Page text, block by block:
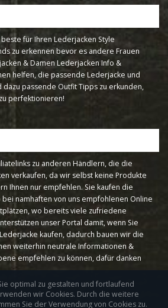
für Ihren Lederjacken Style
zu erkennen bevor es andere Frauen
& Damen Lederjacken Info &
helfen, die passende Lederjacke und
dazu passende Outfit Tipps zu erkunden,
perfektionieren!
zu anderen Händlern, die die
verkaufen, da wir selbst keine Produkte
Ihnen nur empfehlen. Sie kaufen die
namhaften von uns empfohlenen Online
wo bereits viele zufriedene
unser Portal damit, wenn Sie
kaufen, dadurch bauen wir die
weiterhin neutrale Informationen &
empfehlen zu können, dafür danken
optimal zu gestalten und fortlaufend
wir Cookies. Durch die weitere
Sie der Verwendung von Cookies zu.